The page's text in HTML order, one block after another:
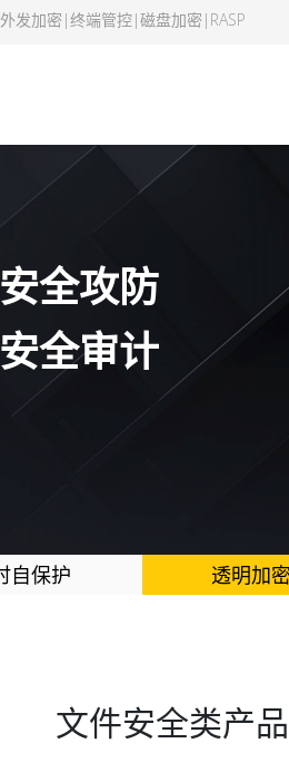
发加密|终端管控|磁盘加密|RASP
全攻防
全审计
自保护 透明加
文件安全类产